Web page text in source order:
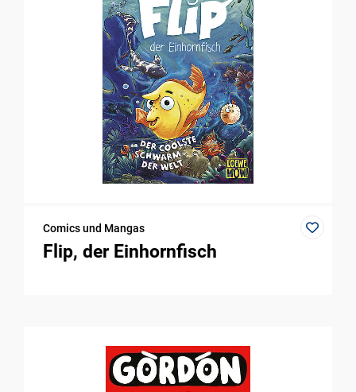
Comics und Mangas
Flip, der Einhornfisch